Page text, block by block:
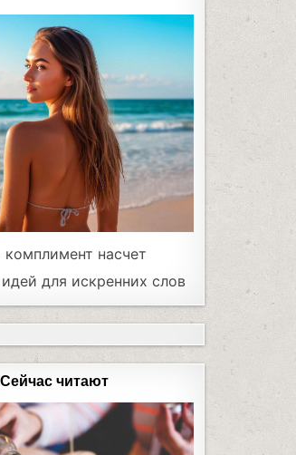
комплимент насчет
для искренних слов
Сейчас читают